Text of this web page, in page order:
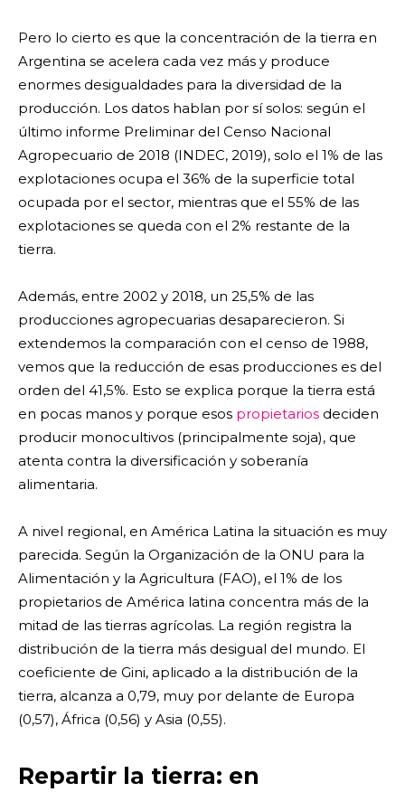
Pero lo cierto es que la concentración de la tierra en
Argentina se acelera cada vez más y produce
enormes desigualdades para la diversidad de la
producción. Los datos hablan por sí solos: según el
último informe Preliminar del Censo Nacional
Agropecuario de 2018 (INDEC, 2019), solo el 1% de las
explotaciones ocupa el 36% de la superficie total
ocupada por el sector, mientras que el 55% de las
explotaciones se queda con el 2% restante de la
tierra.
Además, entre 2002 y 2018, un 25,5% de las
producciones agropecuarias desaparecieron. Si
extendemos la comparación con el censo de 1988,
vemos que la reducción de esas producciones es del
orden del 41,5%. Esto se explica porque la tierra está
en pocas manos y porque esos propietarios deciden
producir monocultivos (principalmente soja), que
atenta contra la diversificación y soberanía
alimentaria.
A nivel regional, en América Latina la situación es muy
parecida. Según la Organización de la ONU para la
Alimentación y la Agricultura (FAO), el 1% de los
propietarios de América latina concentra más de la
mitad de las tierras agrícolas. La región registra la
distribución de la tierra más desigual del mundo. El
coeficiente de Gini, aplicado a la distribución de la
tierra, alcanza a 0,79, muy por delante de Europa
(0,57), África (0,56) y Asia (0,55).
Repartir la tierra: en